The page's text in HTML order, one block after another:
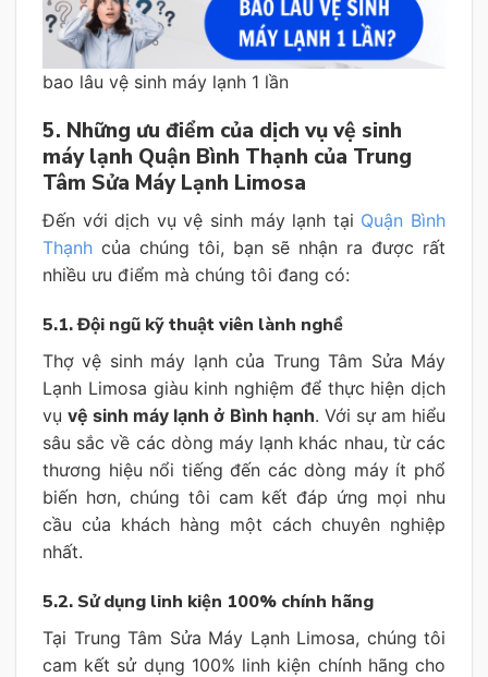
bao lâu vệ sinh máy lạnh 1 lần
5. Những ưu điểm của dịch vụ vệ sinh
máy lạnh Quận Bình Thạnh của Trung
Tâm Sửa Máy Lạnh Limosa
Đến với dịch vụ vệ sinh máy lạnh tại Quận Bình
Thạnh của chúng tôi, bạn sẽ nhận ra được rất
nhiều ưu điểm mà chúng tôi đang có:
5.1. Đội ngũ kỹ thuật viên lành nghề
Thợ vệ sinh máy lạnh của Trung Tâm Sửa Máy
Lạnh Limosa giàu kinh nghiệm để thực hiện dịch
vụvệ sinh máy lạnh ở Bình hạnh. Với sự am hiểu
sâu sắc về các dòng máy lạnh khác nhau, từ các
thương hiệu nổi tiếng đến các dòng máy ít phổ
biến hơn, chúng tôi cam kết đáp ứng mọi nhu
cầu của khách hàng một cách chuyên nghiệp
nhất.
5.2. Sử dụng linh kiện 100% chính hãng
Tại Trung Tâm Sửa Máy Lạnh Limosa, chúng tôi
cam kết sử dụng 100% linh kiện chính hãng cho